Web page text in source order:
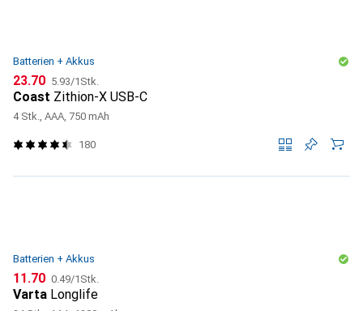
Batterien + Akkus
CHF
23.70 CHF
5.93/1Stk.
Coast Zithion-X USB-C
4 Stk., AAA, 750 mAh
180
Batterien + Akkus
CHF
11.70 CHF
0.49/1Stk.
Varta Longlife